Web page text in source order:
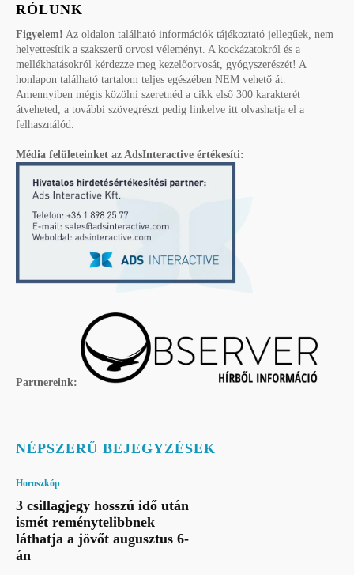
RÓLUNK
Figyelem! Az oldalon található információk tájékoztató jellegűek, nem
helyettesítik a szakszerű orvosi véleményt. A kockázatokról és a
mellékhatásokról kérdezze meg kezelőorvosát, gyógyszerészét! A
honlapon található tartalom teljes egészében NEM vehető át.
Amennyiben mégis közölni szeretnéd a cikk első 300 karakterét
átveheted, a további szövegrészt pedig linkelve itt olvashatja el a
felhasználód.
Média felületeinket az AdsInteractive értékesíti:
Partnereink:
NÉPSZERŰ BEJEGYZÉSEK
Horoszkóp
3 csillagjegy hosszú idő után
ismét reménytelibbnek
láthatja a jövőt augusztus 6-
án